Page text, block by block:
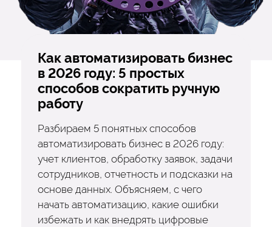
Как автоматизировать бизнес
в 2026 году: 5 простых
способов сократить ручную
работу
Разбираем 5 понятных способов
автоматизировать бизнес в 2026 году:
учет клиентов, обработку заявок, задачи
сотрудников, отчетность и подсказки на
основе данных. Объясняем, с чего
начать автоматизацию, какие ошибки
избежать и как внедрять цифровые